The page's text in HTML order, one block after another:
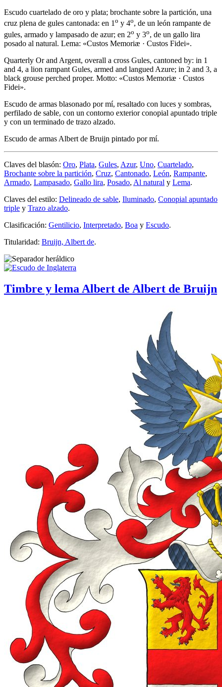
Escudo cuartelado de oro y plata; brochante sobre la partición, una
cruz plena de gules cantonada: en 1o y 4o, de un león rampante de
gules, armado y lampasado de azur; en 2o y 3o, de un gallo lira
posado al natural. Lema: «Custos Memoriæ · Custos Fidei».
Quarterly Or and Argent, overall a cross Gules, cantoned by: in 1
and 4, a lion rampant Gules, armed and langued Azure; in 2 and 3, a
black grouse perched proper. Motto: «Custos Memoriæ · Custos
Fidei».
Escudo de armas blasonado por mí, resaltado con luces y sombras,
perfilado de sable, con un contorno exterior conopial apuntado triple
y con un terminado de trazo alzado.
Escudo de armas Albert de Bruijn pintado por mí.
Claves del blasón: Oro, Plata, Gules, Azur, Uno, Cuartelado,
Brochante sobre la partición, Cruz, Cantonado, León, Rampante,
Armado, Lampasado, Gallo lira, Posado, Al natural y Lema.
Claves del estilo: Delineado de sable, Iluminado, Conopial apuntado
triple y Trazo alzado.
Clasificación: Gentilicio, Interpretado, Boa y Escudo.
Titularidad: Bruijn, Albert de.
Timbre y lema Albert de Albert de Bruijn